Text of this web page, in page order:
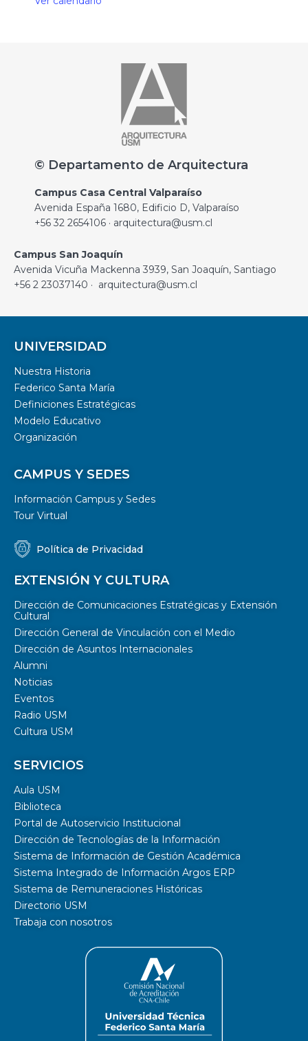
© Departamento de Arquitectura
Campus Casa Central Valparaíso
Avenida España 1680, Edificio D, Valparaíso
+56 32 2654106 · arquitectura@usm.cl
Campus San Joaquín
Avenida Vicuña Mackenna 3939, San Joaquín, Santiago
+56 2 23037140 · arquitectura@usm.cl
UNIVERSIDAD
Nuestra Historia
Federico Santa María
Definiciones Estratégicas
Modelo Educativo
Organización
CAMPUS Y SEDES
Información Campus y Sedes
Tour Virtual
Política de Privacidad
EXTENSIÓN Y CULTURA
Dirección de Comunicaciones Estratégicas y Extensión
Cultural
Dirección General de Vinculación con el Medio
Dirección de Asuntos Internacionales
Alumni
Noticias
Eventos
Radio USM
Cultura USM
SERVICIOS
Aula USM
Biblioteca
Portal de Autoservicio Institucional
Dirección de Tecnologías de la Información
Sistema de Información de Gestión Académica
Sistema Integrado de Información Argos ERP
Sistema de Remuneraciones Históricas
Directorio USM
Trabaja con nosotros